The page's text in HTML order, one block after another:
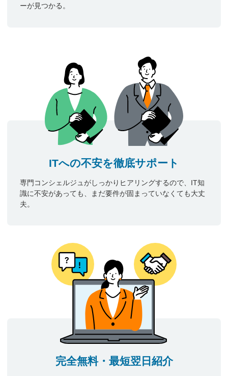
ーが見つかる。
ITへの不安を徹底サポート
専門コンシェルジュがしっかりヒアリングするので、IT知
識に不安があっても、まだ要件が固まっていなくても大丈
夫。
完全無料・最短翌日紹介